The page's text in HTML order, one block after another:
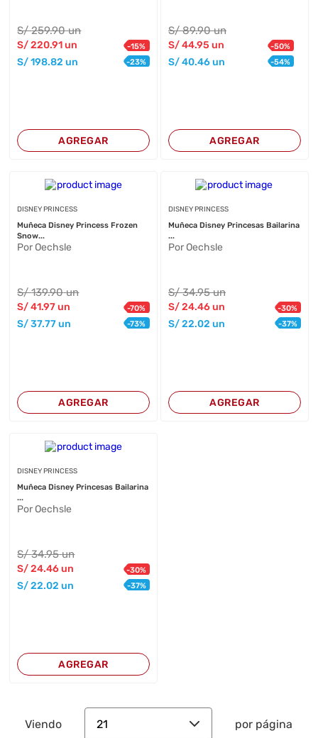
S/259.90 un
S/220.91 un -15%
S/198.82 un -23%
AGREGAR
S/89.90 un
S/44.95 un -50%
S/40.46un -54%
AGREGAR
DISNEY PRINCESS
Muñeca Disney Princess Frozen
Snow...
Por Oechsle
S/139.90 un
S/41.97 un -70%
S/37.77 un -73%
AGREGAR
DISNEY PRINCESS
Muñeca Disney Princesas Bailarina
...
Por Oechsle
S/34.95 un
S/24.46un -30%
S/22.02 un -37%
AGREGAR
DISNEY PRINCESS
Muñeca Disney Princesas Bailarina
...
Por Oechsle
S/34.95 un
S/24.46 un -30%
S/22.02 un -37%
AGREGAR
Viendo 21 por página